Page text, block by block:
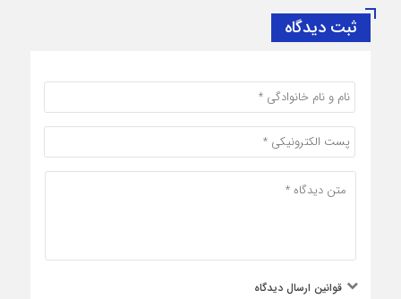
ثبت دیدگاه
قوانین ارسال دیدگاه